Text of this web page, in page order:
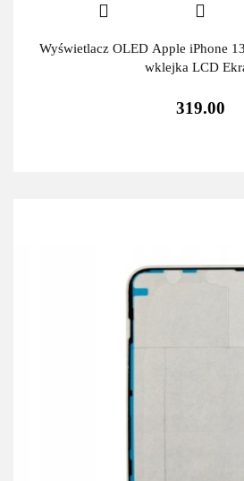
Wyświetlacz OLED Apple iPhone
wklejka LCD
319.00